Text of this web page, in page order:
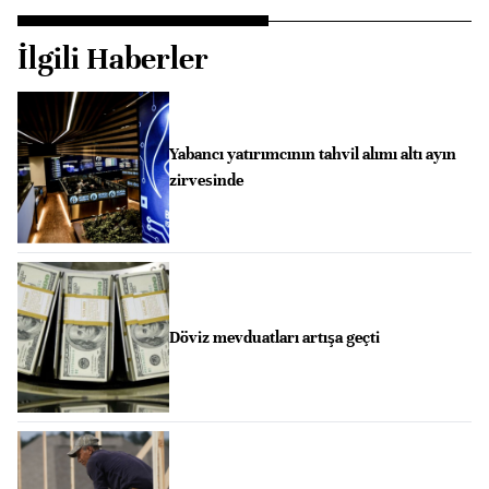
İlgili Haberler
Yabancı yatırımcının tahvil alımı altı ayın
zirvesinde
Döviz mevduatları artışa geçti